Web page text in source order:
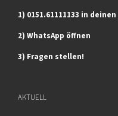
1) 0151.61111133 in
2) WhatsApp öffnen
3) Fragen stellen!
AKTUELL